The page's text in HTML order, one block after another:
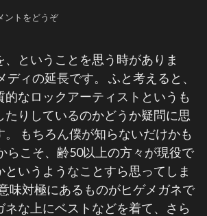
ントをどうぞ
、ということを思う時がありま
ディの延長です。 ふと考えると、
的なロックアーティストというも
たりしているのかどうか疑問に思
。 もちろん僕が知らないだけかも
らこそ、齢50以上の方々が現役で
いうようなことすら思ってしま
味対極にあるものがヒゲメガネで
ネな上にベストなどを着て、さら